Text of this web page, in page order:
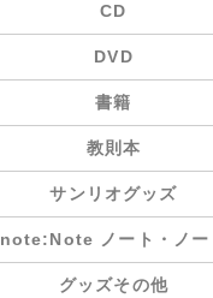
CD
DVD
書籍
教則本
サンリオグッズ
note:Note ノート・ノー
グッズその他